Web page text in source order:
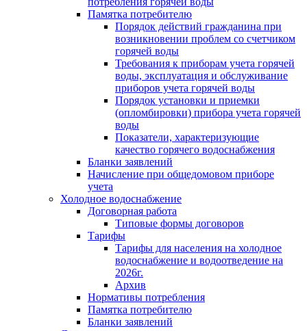
Памятка потребителю
Порядок действий гражданина при
возникновении проблем со счетчиком
горячей воды
Требования к приборам учета горячей
воды, эксплуатация и обслуживание
приборов учета горячей воды
Порядок установки и приемки
(опломбировки) прибора учета горячей
воды
Показатели, характеризующие
качество горячего водоснабжения
Бланки заявлений
Начисление при общедомовом приборе
учета
Холодное водоснабжение
Договорная работа
Типовые формы договоров
Тарифы
Тарифы для населения на холодное
водоснабжение и водоотведение на
2026г.
Архив
Нормативы потребления
Памятка потребителю
Бланки заявлений